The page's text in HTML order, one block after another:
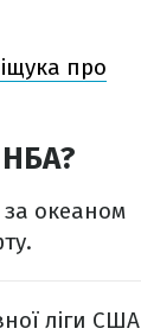
про
за океаном
ліги США